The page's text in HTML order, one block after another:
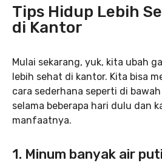
Tips Hidup Lebih
di Kantor
Mulai sekarang, yuk, kita ubah
lebih sehat di kantor. Kita bisa
cara sederhana seperti di
selama beberapa hari dulu dan
manfaatnya.
1. Minum banyak air